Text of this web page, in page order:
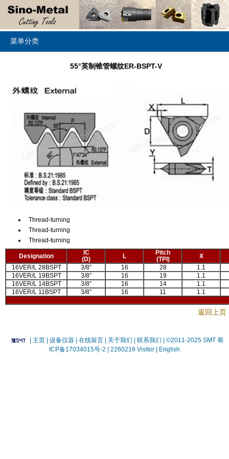
菜单分类
55°英制锥管螺纹ER-BSPT-V
Thread-turning
Thread-turning
Thread-turning
Designation
IC
(D)
L
Pitch
(TPI)
X
16VER/L 28BSPT
3/8” 16 28
1.1
16VER/L 19BSPT
3/8” 16 19
1.1
16VER/L 14BSPT
3/8” 16 14
1.1
16VER/L 11BSPT
3/8” 16 11 1.1
返回上页
主页 | 设备仪器 | 在线留言 | 关于我们 | 联系我们 | ©2011-2025 SMT 蜀
ICP备17034015号-2 | 2260219 Visitor | English